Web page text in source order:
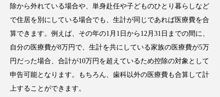
除から外れている場合や、単身赴任や子どものひとり暮らしなど
で住居を別にしている場合でも、生計が同じであれば医療費を合
算できます。例えば、その年の1月1日から12月31日までの間に、
自分の医療費が8万円で、生計を共にしている家族の医療費が5万
円だった場合、合計が10万円を超えているため控除の対象として
申告可能となります。もちろん、歯科以外の医療費も合算して計
上することができます。